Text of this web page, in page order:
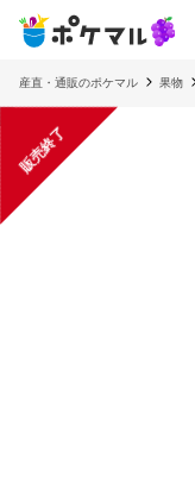
産直・通販のポケマル 果物
販売終了